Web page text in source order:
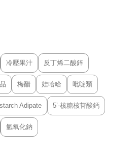
冷壓果汁 反丁烯二酸鋅
梅醋 娃哈哈 吡啶類
Adipate 5’-核糖核苷酸鈣
氫氧化鈉